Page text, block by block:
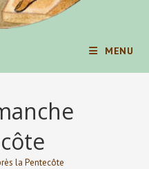
MENU
la Pentecôte